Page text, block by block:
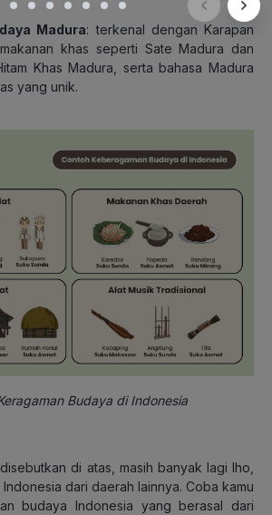
Madura: terkenal dengan Karapan
khas seperti Sate Madura dan
Khas Madura, serta bahasa Madura
yang unik.
Budaya di Indonesia
di atas, masih banyak lagi lho,
dari daerah lainnya. Coba kamu
budaya Indonesia yang berasal dari